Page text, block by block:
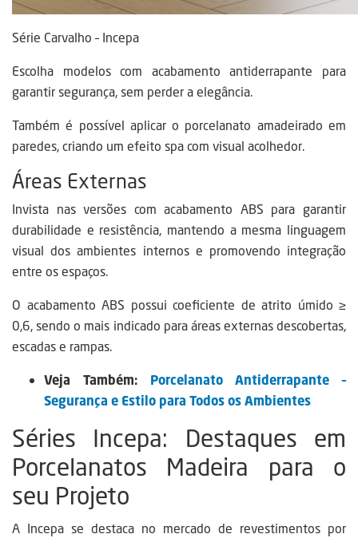
Série Carvalho – Incepa
Escolha modelos com acabamento antiderrapante para
garantir segurança, sem perder a elegância.
Também é possível aplicar o porcelanato amadeirado em
paredes, criando um efeito spa com visual acolhedor.
Áreas Externas
Invista nas versões com acabamento ABS para garantir
durabilidade e resistência, mantendo a mesma linguagem
visual dos ambientes internos e promovendo integração
entre os espaços.
O acabamento ABS possui coeficiente de atrito úmido ≥
0,6, sendo o mais indicado para áreas externas descobertas,
escadas e rampas.
Veja Também: Porcelanato Antiderrapante –
Segurança e Estilo para Todos os Ambientes
Séries Incepa: Destaques em
Porcelanatos Madeira para o
seu Projeto
A Incepa se destaca no mercado de revestimentos por